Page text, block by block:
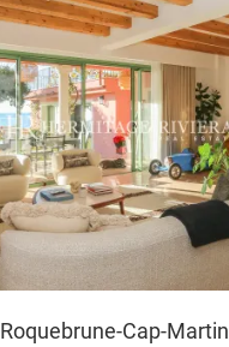
Roquebrune-Cap-Martin